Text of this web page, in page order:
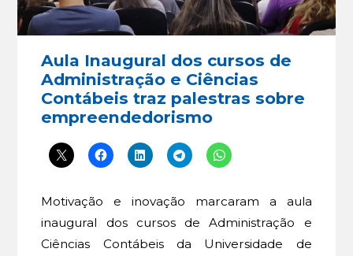
Aula Inaugural dos cursos de
Administração e Ciências
Contábeis traz palestras sobre
empreendedorismo
Motivação e inovação marcaram a aula
inaugural dos cursos de Administração e
Ciências Contábeis da Universidade de